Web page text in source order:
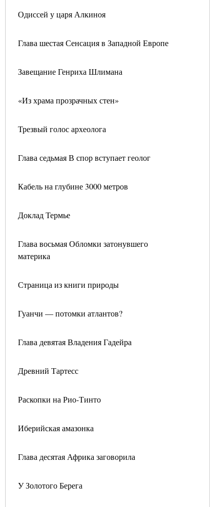
Одиссей у царя Алкиноя
Глава шестая Сенсация в Западной Европе
Завещание Генриха Шлимана
«Из храма прозрачных стен»
Трезвый голос археолога
Глава седьмая В спор вступает геолог
Кабель на глубине 3000 метров
Доклад Термье
Глава восьмая Обломки затонувшего
материка
Страница из книги природы
Гуанчи — потомки атлантов?
Глава девятая Владения Гадейра
Древний Тартесс
Раскопки на Рио-Тинто
Иберийская амазонка
Глава десятая Африка заговорила
У Золотого Берега